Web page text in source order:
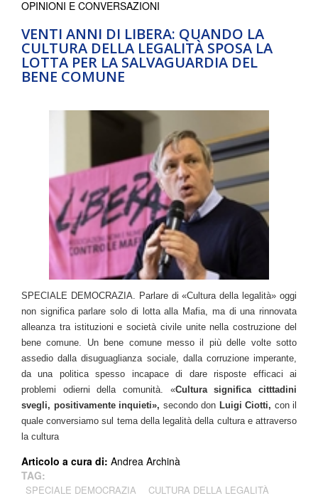
VENTI ANNI DI LIBERA: QUANDO LA
CULTURA DELLA LEGALITÀ SPOSA LA
LOTTA PER LA SALVAGUARDIA DEL
BENE COMUNE
OPINIONI E CONVERSAZIONI
SPECIALE DEMOCRAZIA. Parlare di «Cultura della legalità» oggi
non significa parlare solo di lotta alla Mafia, ma di una rinnovata
alleanza tra istituzioni e società civile unite nella costruzione del
bene comune. Un bene comune messo il più delle volte sotto
assedio dalla disuguaglianza sociale, dalla corruzione imperante,
da una politica spesso incapace di dare risposte efficaci ai
problemi odierni della comunità. «Cultura significa citttadini
svegli, positivamente inquieti», secondo don Luigi Ciotti, con il
quale conversiamo sul tema della legalità della cultura e attraverso
la cultura
Articolo a cura di: Andrea Archinà
TAG:
SPECIALE DEMOCRAZIA CULTURA DELLA LEGALITÀ